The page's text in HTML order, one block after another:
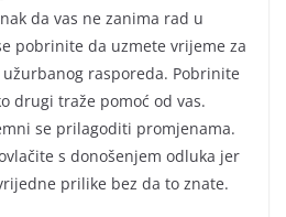
da vas ne zanima rad u
pobrinite da uzmete vrijeme za
rasporeda. Pobrinite
drugi traže pomoć od vas.
se prilagoditi promjenama.
s donošenjem odluka jer
prilike bez da to znate.